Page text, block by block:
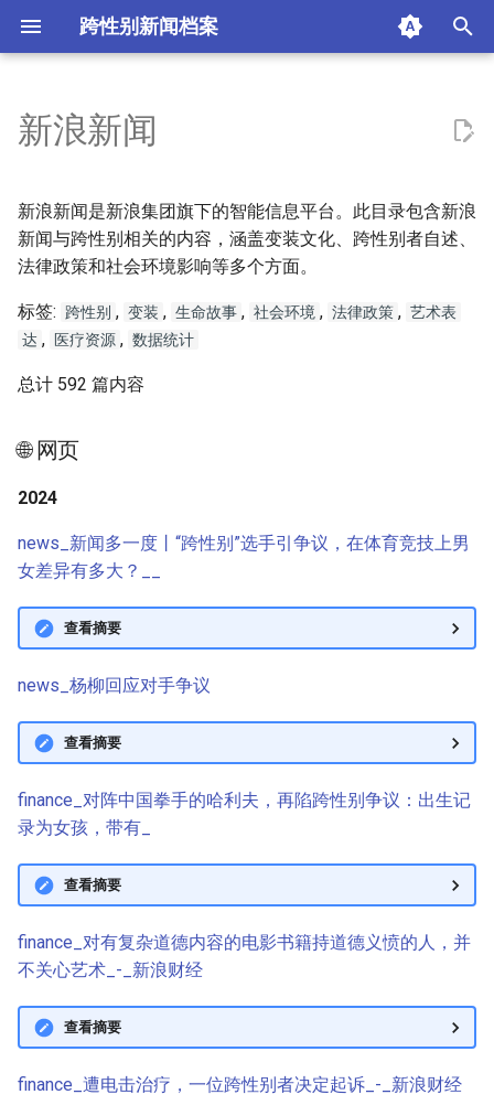
跨性别新闻档案
n
i
a
l
z
g
s
新浪新闻
新浪新闻是新浪集团旗下的智能信息平台。此目录包含新浪
新闻与跨性别相关的内容，涵盖变装文化、跨性别者自述、
法律政策和社会环境影响等多个方面。
标签: 跨性别 , 变装 , 生命故事 , 社会环境 , 法律政策 , 艺术表
达 , 医疗资源 , 数据统计
总计 592 篇内容
🌐 网页
2024
news_新闻多一度丨“跨性别”选手引争议，在体育竞技上男
女差异有多大？__
查看摘要
news_杨柳回应对手争议
查看摘要
finance_对阵中国拳手的哈利夫，再陷跨性别争议：出生记
录为女孩，带有_
查看摘要
finance_对有复杂道德内容的电影书籍持道德义愤的人，并
不关心艺术_-_新浪财经
查看摘要
finance_遭电击治疗，一位跨性别者决定起诉_-_新浪财经